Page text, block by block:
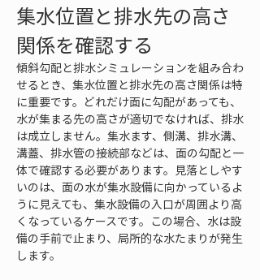
集水位置と排水先の高さ
関係を確認する
傾斜勾配と排水シミュレーションを組み合わ
せるとき、集水位置と排水先の高さ関係は特
に重要です。どれだけ面に勾配があっても、
水が集まる先の高さが適切でなければ、排水
は成立しません。集水ます、側溝、排水溝、
溝蓋、排水管の接続部などは、面の勾配と一
体で確認する必要があります。見落としやす
いのは、面の水が集水設備に向かっているよ
うに見えても、集水設備の入口が周囲より高
くなっているケースです。この場合、水は設
備の手前で止まり、局所的な水たまりが発生
します。